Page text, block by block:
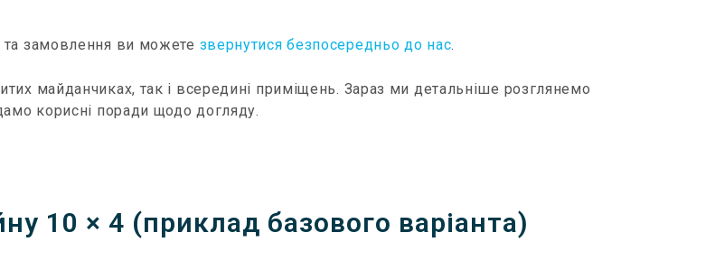
та замовлення ви можете звернутися безпосередньо до нас.
майданчиках, так і всередині приміщень. Зараз ми детальніше розглянемо
корисні поради щодо догляду.
10 × 4 (приклад базового варіанта)